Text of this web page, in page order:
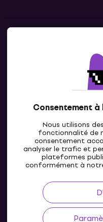
Consentement
Nous utilisons
fonctionnalité de
consentement
analyser le trafic et
plateformes
conformément à